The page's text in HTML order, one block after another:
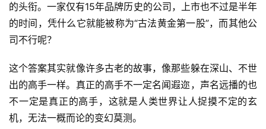
的头衔。一家仅有15年品牌历史的公司，上市也不过是半年
的时间，凭什么它就能被称为“古法黄金第一股”，而其他公
司不行呢？
这个答案其实就像许多古老的故事，像那些躲在深山、不世
出的高手一样。真正的高手不一定名闻遐迩，声名远播的也
不一定是真正的高手，这就是人类世界让人捉摸不定的玄
机，无法一概而论的变幻莫测。